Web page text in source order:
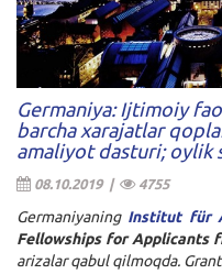
Germaniya: Ijtimoiy
barcha xarajatlar
amaliyot dasturi; oylik
08.10.2019 | 4755
Germaniyaning Institut für
Fellowships for Applicants
arizalar qabul qilmoqda.